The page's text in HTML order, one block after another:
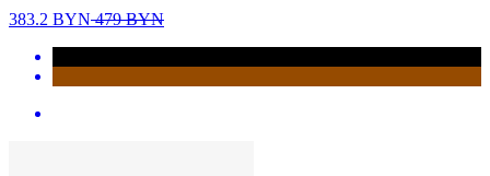
383.2 BYN479BYN